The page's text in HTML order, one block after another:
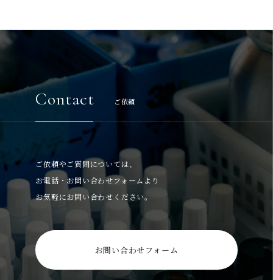
Contact ご依頼
ご依頼やご質問については、
お電話・お問い合わせフォームより
お気軽にお問い合わせください。
お問い合わせフォーム